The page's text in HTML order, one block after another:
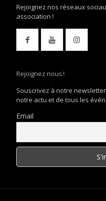
Rejoignez nos réseaux
association !
Rejoignez nous !
Souscrivez à notre
notre actu et de tous les
Email